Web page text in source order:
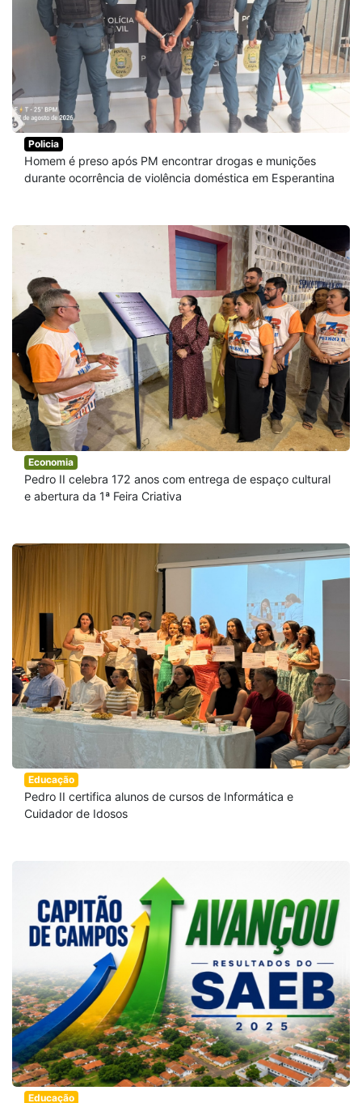
Policia
Homem é preso após PM encontrar drogas e munições
durante ocorrência de violência doméstica em Esperantina
Economia
Pedro II celebra 172 anos com entrega de espaço cultural
e abertura da 1ª Feira Criativa
Educação
Pedro II certifica alunos de cursos de Informática e
Cuidador de Idosos
Educação